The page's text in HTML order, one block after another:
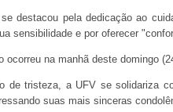
destacou pela dedicação ao
sensibilidade e por oferecer
ocorreu na manhã deste domingo
de tristeza, a UFV se solidariza
suas mais sinceras